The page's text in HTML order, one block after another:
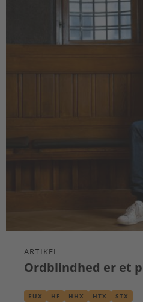
ARTIKEL
Ordblindhed er et
EUX HF HHX HTX STX